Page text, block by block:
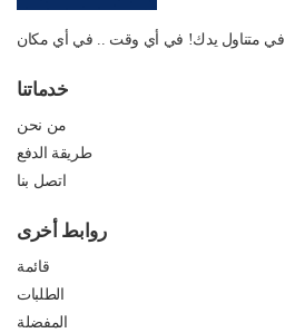
في متناول يدك! في أي وقت .. في أي مكان
خدماتنا
من نحن
طريقة الدفع
اتصل بنا
روابط أخرى
قائمة
الطلبات
المفضلة